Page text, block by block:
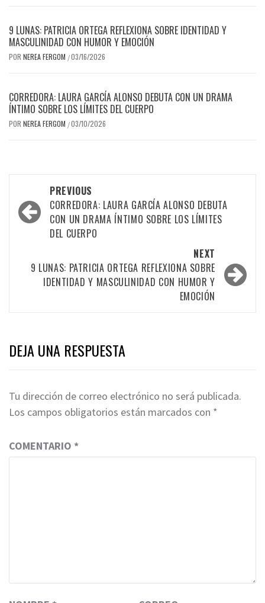
9 LUNAS: PATRICIA ORTEGA REFLEXIONA SOBRE IDENTIDAD Y
MASCULINIDAD CON HUMOR Y EMOCIÓN
POR NEREA FERGOM /03/16/2026
CORREDORA: LAURA GARCÍA ALONSO DEBUTA CON UN DRAMA
ÍNTIMO SOBRE LOS LÍMITES DEL CUERPO
POR NEREA FERGOM /03/10/2026
navigation
PREVIOUS
CORREDORA: LAURA GARCÍA ALONSO DEBUTA
CON UN DRAMA ÍNTIMO SOBRE LOS LÍMITES
DEL CUERPO
NEXT
9 LUNAS: PATRICIA ORTEGA REFLEXIONA SOBRE
IDENTIDAD Y MASCULINIDAD CON HUMOR Y
EMOCIÓN
DEJA UNA RESPUESTA
Tu dirección de correo electrónico no será publicada.
Los campos obligatorios están marcados con *
COMENTARIO *